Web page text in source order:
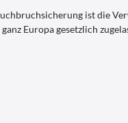
ist die
Europa gesetzlich